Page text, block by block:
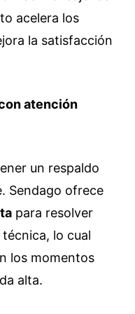
acelera los
la satisfacción
atención
un respaldo
Sendago ofrece
para resolver
lo cual
los momentos
alta.